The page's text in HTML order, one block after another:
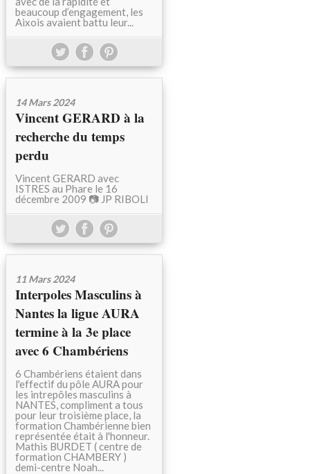
beaucoup d’engagement, les
Aixois avaient battu leur...
14 Mars 2024
Vincent GERARD à la
recherche du temps
perdu
Vincent GERARD avec
ISTRES au Phare le 16
décembre 2009 📷 JP RIBOLI
11 Mars 2024
Interpoles Masculins à
Nantes la ligue AURA
termine à la 3e place
avec 6 Chambériens
6 Chambériens étaient dans
l'effectif du pôle AURA pour
les intrepôles masculins à
NANTES, compliment a tous
pour leur troisième place, la
formation Chambérienne bien
représentée était à l'honneur.
Mathis BURDET ( centre de
formation CHAMBERY )
demi-centre Noah...